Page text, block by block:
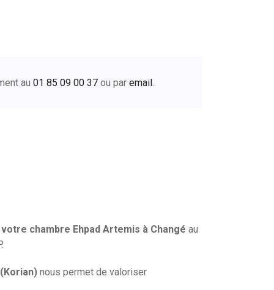
au 01 85 09 00 37 ou par email.
chambre Ehpad Artemis à Changé au
nous permet de valoriser